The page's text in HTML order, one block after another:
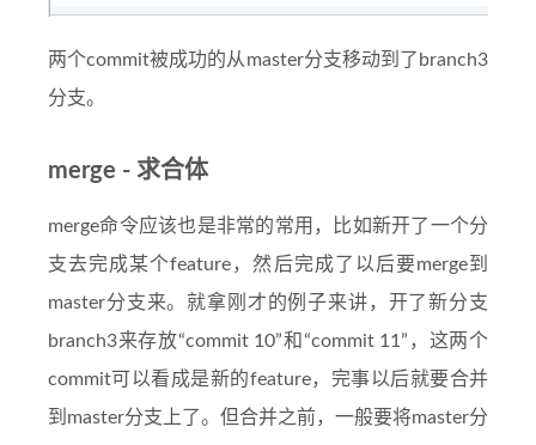
两个commit被成功的从master分支移动到了branch3
分支。
merge - 求合体
merge命令应该也是非常的常用，比如新开了一个分
支去完成某个feature，然后完成了以后要merge到
master分支来。就拿刚才的例子来讲，开了新分支
branch3来存放“commit 10”和“commit 11”，这两个
commit可以看成是新的feature，完事以后就要合并
到master分支上了。但合并之前，一般要将master分